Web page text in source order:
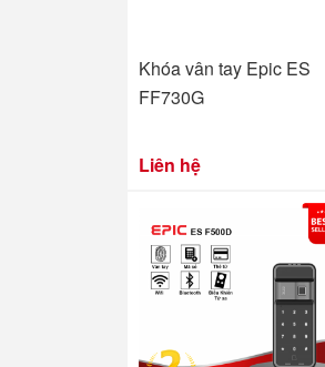
Khóa vân tay Epic ES
FF730G
Liên hệ